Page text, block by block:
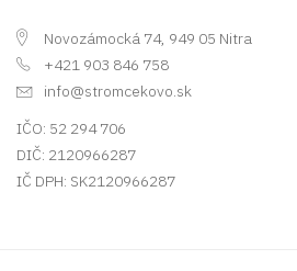
Novozámocká 74, 949 05 Nitra
+421 903 846 758
info@stromcekovo.sk
IČO: 52 294 706
DIČ: 2120966287
IČ DPH: SK2120966287